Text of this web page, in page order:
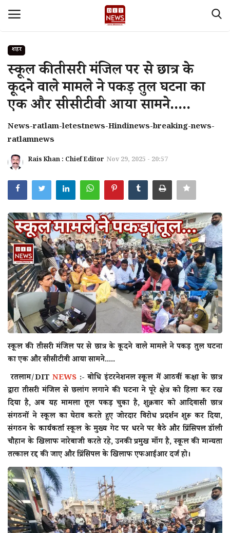
Login Register
Home
Contact
About Us
मध्य प्रदेश
Privacy policy
राज्य
राजनीती
शहर
दुनिया
क्राइम
मनोरंजन
टेक्नोलॉजी
अन्य
शहर
स्कूल की तीसरी मंजिल पर से छात्र के
कूदने वाले मामले ने पकड़ तुल घटना का
एक और सीसीटीवी आया सामने.....
News-ratlam-letestnews-Hindinews-breaking-news-
ratlamnews
Rais Khan : Chief Editor Nov 29, 2025 - 20:57
स्कूल की तीसरी मंजिल पर से छात्र के कूदने वाले मामले ने पकड़ तुल घटना
का एक और सीसीटीवी आया सामने.....
रतलाम/DITNEWS :- बोधि इंटरनेशनल स्कूल में आठवीं कक्षा के छात्र
द्वारा तीसरी मंजिल से छलांग लगाने की घटना ने पूरे क्षेत्र को हिला कर रख
दिया है, अब यह मामला तूल पकड़ चुका है, शुक्रवार को आदिवासी छात्र
संगठनों ने स्कूल का घेराव करते हुए जोरदार विरोध प्रदर्शन शुरू कर दिया,
संगठन के कार्यकर्ता स्कूल के मुख्य गेट पर धरने पर बैठे और प्रिंसिपल डॉली
चौहान के खिलाफ नारेबाजी करते रहे, उनकी प्रमुख माँग है, स्कूल की मान्यता
तत्काल रद्द की जाए और प्रिंसिपल के खिलाफ एफआईआर दर्ज हो।